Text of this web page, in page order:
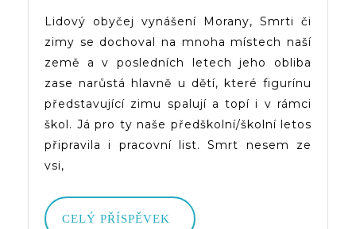
Líta
(+
Pracovní
List)
Lidový obyčej vynášení Morany, Smrti či
zimy se dochoval na mnoha místech naší
země a v posledních letech jeho obliba
zase narůstá hlavně u dětí, které figurínu
představující zimu spalují a topí i v rámci
škol. Já pro ty naše předškolní/školní letos
připravila i pracovní list. Smrt nesem ze
vsi,
CELÝ PŘÍSPĚVEK
CELÝ